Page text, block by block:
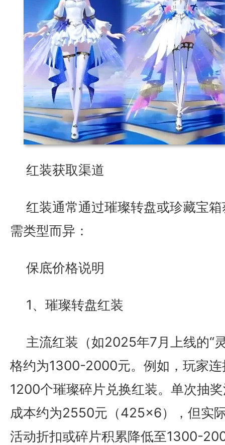
红装获取渠道
红装通常通过璀璨转盘或珍藏宝
需类型而异：
保底价格说明
1、璀璨转盘红装
主流红装（如2025年7月上线的“
格约为1300-2000元。例如，玩家
1200个璀璨碎片兑换红装。单次抽
成本约为2550元（425×6），但实
活动折扣或碎片积累降低至1300-
“Bin大小姐”是什么梗？撞
脸外网福利姬？网友：绷不
住了